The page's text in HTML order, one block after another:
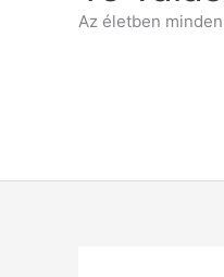
Az életben